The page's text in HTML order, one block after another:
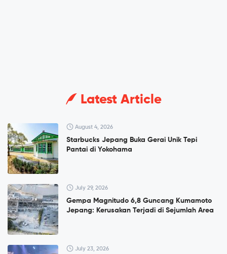
Latest Article
August 4, 2026
Starbucks Jepang Buka Gerai Unik Tepi
Pantai di Yokohama
July 29, 2026
Gempa Magnitudo 6,8 Guncang Kumamoto
Jepang: Kerusakan Terjadi di Sejumlah Area
July 23, 2026